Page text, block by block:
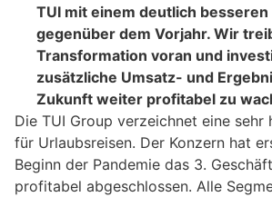
TUI mit einem deutlich
gegenüber dem Vorjahr. Wir
Transformation voran und
zusätzliche Umsatz- und
Zukunft weiter profitabel zu
Die TUI Group verzeichnet eine sehr
für Urlaubsreisen. Der Konzern hat
Beginn der Pandemie das 3.
profitabel abgeschlossen. Alle